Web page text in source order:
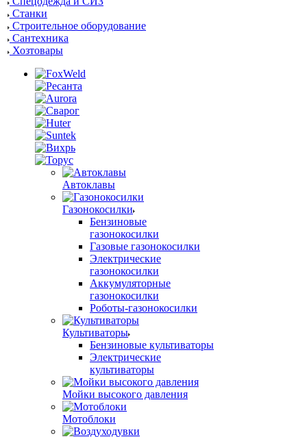
Станки
Строительное оборудование
Сантехника
Хозтовары
Автоклавы
Газонокосилки
Бензиновые
газонокосилки
Газовые газонокосилки
Электрические
газонокосилки
Аккумуляторные
газонокосилки
Роботы-газонокосилки
Культиваторы
Бензиновые культиваторы
Электрические
культиваторы
Мойки высокого давления
Мотоблоки